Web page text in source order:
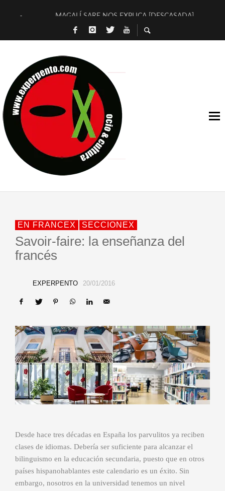
MAGALÍ SARE NOS EXPLICA [DESCASADA]
«NO TENGO PUTOS SUEÑOS»
[LA BOLA NEGRA] DE JAVIER CALVO Y JAVIER AMBROSSI
OSLO OVNIES LLEGAN CORRIENDO A ARANDA
FÉLIX CALVO NOS PRESENTA [LAS PALMERAS] (NOVELA
[EL SER QUERIDO] DE RODRIGO SOROGOYEN
ENTREVISTA A IVÁN HUMANES POR [EL LIBRO ROJO]
ARRABAL, ARRABAL, ARRABAL, ARRABEAUX
EN FRANCEX SECCIONEX
Savoir-faire: la enseñanza del
francés
EXPERPENTO 20/01/2016
Desde hace tres décadas en España los parvulitos ya reciben
clases de idiomas. Debería ser suficiente para alcanzar el
bilinguismo en la educación secundaria, puesto que en otros
países hispanohablantes este calendario es un éxito. Sin
embargo, nosotros en la universidad tenemos un nivel